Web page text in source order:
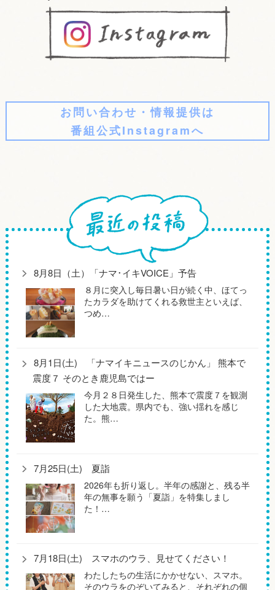
お問い合わせ・情報提供は
番組公式Instagramへ
8月8日（土）「ナマ･イキVOICE」予告
８月に突入し毎日暑い日が続く中、ほてっ
たカラダを助けてくれる救世主といえば、
つめ…
8月1日(土) 「ナマイキニュースのじかん」 熊本で
震度７ そのとき鹿児島ではー
今月２８日発生した、熊本で震度７を観測
した大地震。県内でも、強い揺れを感じ
た。熊…
7月25日(土) 夏詣
2026年も折り返し。半年の感謝と、残る半
年の無事を願う「夏詣」を特集しまし
た！…
7月18日(土) スマホのウラ、見せてください！
わたしたちの生活にかかせない、スマホ。
そのウラをのぞいてみると、それぞれの個